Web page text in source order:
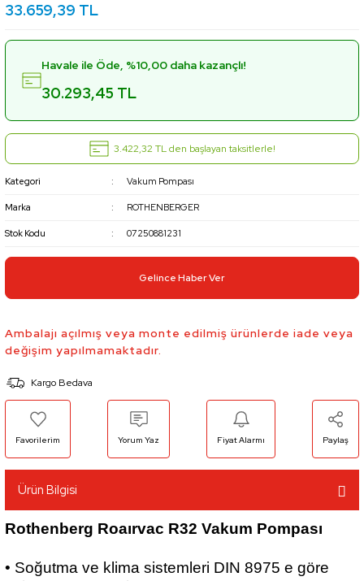
33.659,39 TL
Havale ile Öde, %10,00 daha kazançlı!
30.293,45 TL
3.422,32 TL den başlayan taksitlerle!
Kategori Vakum Pompası
Marka ROTHENBERGER
Stok Kodu 07250881231
Gelince Haber Ver
Ambalajı açılmış veya monte edilmiş ürünlerde iade veya
değişim yapılmamaktadır.
Kargo Bedava
Yorum Yaz Fiyat Alarmı Paylaş
Ürün Bilgisi
Rothenberg Roaırvac R32 Vakum Pompası
• Soğutma ve klima sistemleri DIN 8975 e göre